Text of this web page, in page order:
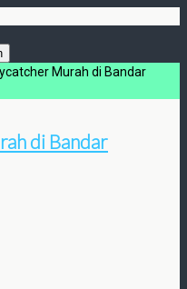
Murah di Bandar
di Bandar